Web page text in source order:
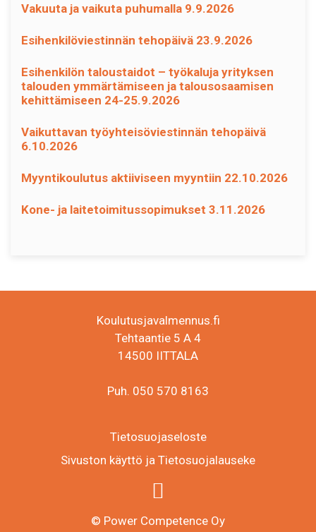
Vakuuta ja vaikuta puhumalla 9.9.2026
Esihenkilöviestinnän tehopäivä 23.9.2026
Esihenkilön taloustaidot – työkaluja yrityksen
talouden ymmärtämiseen ja talousosaamisen
kehittämiseen 24-25.9.2026
Vaikuttavan työyhteisöviestinnän tehopäivä
6.10.2026
Myyntikoulutus aktiiviseen myyntiin 22.10.2026
Kone- ja laitetoimitussopimukset 3.11.2026
Koulutusjavalmennus.fi
Tehtaantie 5 A 4
14500 IITTALA
Puh. 050 570 8163
Tietosuojaseloste
Sivuston käyttö ja Tietosuojalauseke
© Power Competence Oy